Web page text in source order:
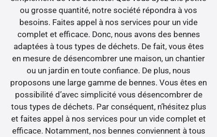
ou grosse quantité, notre société répondra à vos
besoins. Faites appel à nos services pour un vide
complet et efficace. Donc, nous avons des bennes
adaptées à tous types de déchets. De fait, vous êtes
en mesure de désencombrer une maison, un chantier
ou un jardin en toute confiance. De plus, nous
proposons une large gamme de bennes. Vous êtes en
possibilité d’avec simplicité vous désencombrer de
tous types de déchets. Par conséquent, n’hésitez plus
et faites appel à nos services pour un vide complet et
efficace. Notamment, nos bennes conviennent à tous